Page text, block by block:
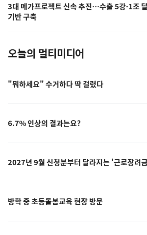
사
진
3대 메가프로젝트 신속 추진…수출 5강·1조
기반 구축
오늘의 멀티미디어
"뭐하세요" 수거하다 딱 걸렸다
6.7% 인상의 결과는요?
2027년 9월 신청분부터 달라지는 '근로장려
방학 중 초등돌봄교육 현장 방문